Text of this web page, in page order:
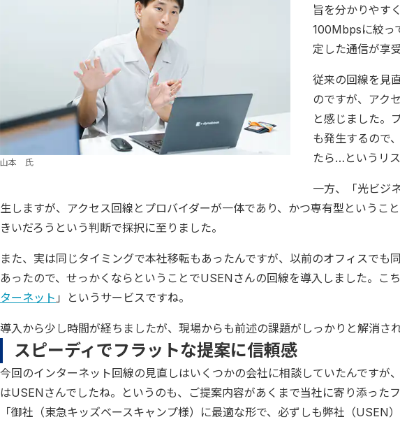
山本 氏
旨を分かりやす
100Mbpsに絞っ
定した通信が享
従来の回線を見
のですが、アク
と感じました。
も発生するので
たら…というリス
一方、「光ビジ
生しますが、アクセス回線とプロバイダーが一体であり、かつ専有型というこ
きいだろうという判断で採択に至りました。
また、実は同じタイミングで本社移転もあったんですが、以前のオフィスでも
あったので、せっかくならということでUSENさんの回線を導入しました。こ
ターネット 」というサービスですね。
導入から少し時間が経ちましたが、現場からも前述の課題がしっかりと解消さ
スピーディでフラットな提案に信頼感
今回のインターネット回線の見直しはいくつかの会社に相談していたんですが
はUSENさんでしたね。というのも、ご提案内容があくまで当社に寄り添ったフ
「御社（東急キッズベースキャンプ様）に最適な形で、必ずしも弊社（USEN